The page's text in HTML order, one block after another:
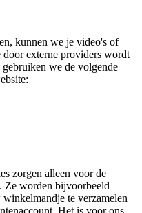
kunnen we je video's of
externe providers wordt
we de volgende
zorgen alleen voor de
Ze worden bijvoorbeeld
te verzamelen
Het is voor ons